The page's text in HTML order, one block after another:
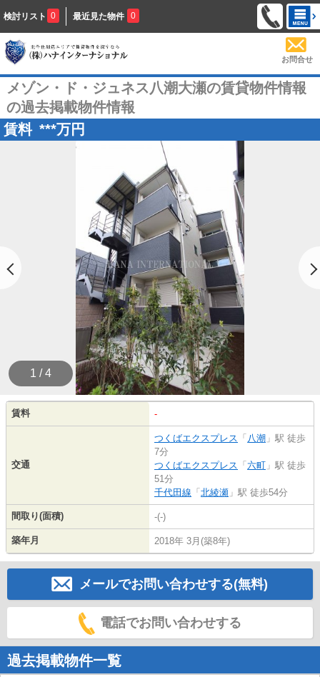
検討リスト 0 最近見た物件 0
お問合せ
メゾン・ド・ジュネス八潮大瀬の賃貸物件情報
の過去掲載物件情報
賃料 ***万円
1 / 4
賃料 -
交通
つくばエクスプレス 「 八潮 」駅 徒歩
7分
つくばエクスプレス 「六町 」駅 徒歩
51分
千代田線 「北綾瀬 」駅 徒歩54分
間取り(面積) -(-)
築年月 2018年 3月(築8年)
メールでお問い合わせする(無料)
電話でお問い合わせする
過去掲載物件一覧